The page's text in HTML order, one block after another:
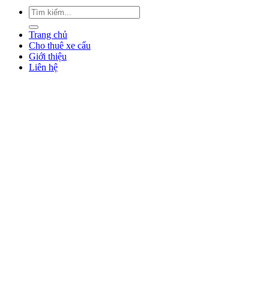
Trang chủ
Cho thuê xe cẩu
Giới thiệu
Liên hệ